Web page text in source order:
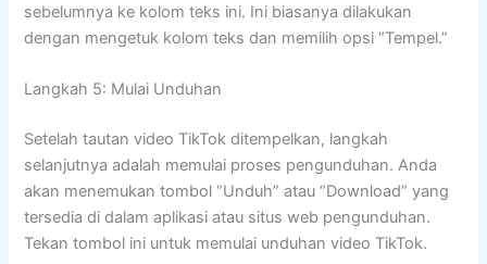
sebelumnya ke kolom teks ini. Ini biasanya dilakukan
dengan mengetuk kolom teks dan memilih opsi “Tempel.”
Langkah 5: Mulai Unduhan
Setelah tautan video TikTok ditempelkan, langkah
selanjutnya adalah memulai proses pengunduhan. Anda
akan menemukan tombol “Unduh” atau “Download” yang
tersedia di dalam aplikasi atau situs web pengunduhan.
Tekan tombol ini untuk memulai unduhan video TikTok.